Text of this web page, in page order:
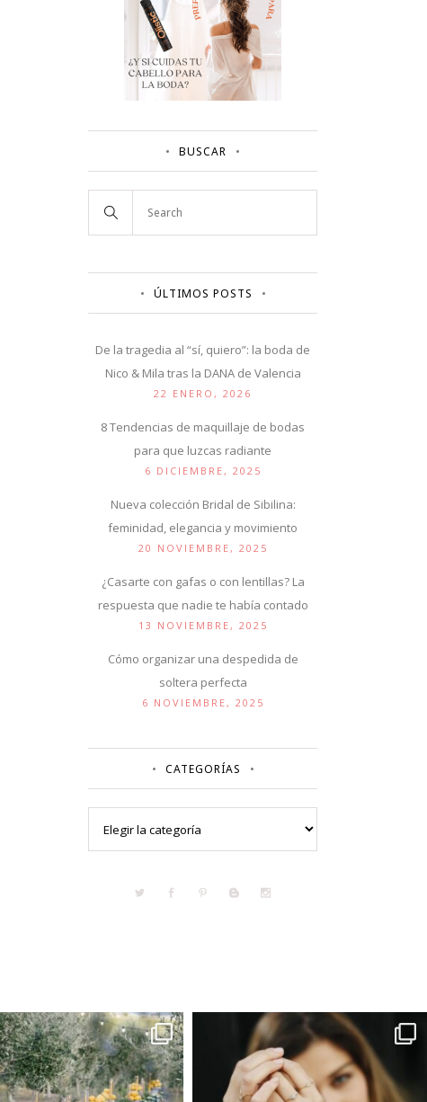
BUSCAR
ÚLTIMOS POSTS
De la tragedia al “sí, quiero”: la boda de
Nico & Mila tras la DANA de Valencia
22 ENERO, 2026
8 Tendencias de maquillaje de bodas
para que luzcas radiante
6 DICIEMBRE, 2025
Nueva colección Bridal de Sibilina:
feminidad, elegancia y movimiento
20 NOVIEMBRE, 2025
¿Casarte con gafas o con lentillas? La
respuesta que nadie te había contado
13 NOVIEMBRE, 2025
Cómo organizar una despedida de
soltera perfecta
6 NOVIEMBRE, 2025
CATEGORÍAS